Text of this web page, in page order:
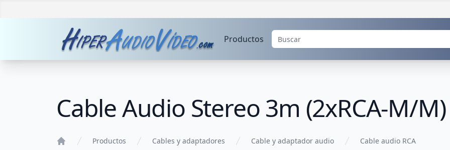
Productos
Cable Audio Stereo 3m (2xRCA-M/M)
Productos Cables y adaptadores Cable y adaptador audio Cable audio RCA